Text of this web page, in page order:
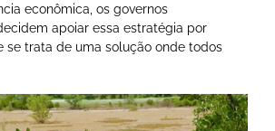
econômica, os governos
apoiar essa estratégia por
se trata de uma solução onde todos